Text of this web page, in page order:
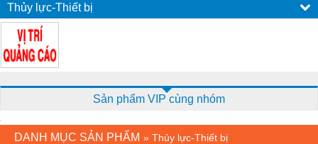
Thủy lực-Thiết bị
Sản phẩm VIP cùng nhóm
DANH MỤC SẢN PHẨM » Thủy lực-Thiết bị